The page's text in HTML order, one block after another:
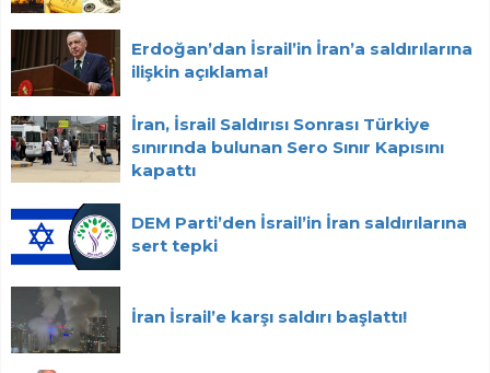
Erdoğan’dan İsrail’in İran’a saldırılarına
ilişkin açıklama!
İran, İsrail Saldırısı Sonrası Türkiye
sınırında bulunan Sero Sınır Kapısını
kapattı
DEM Parti’den İsrail’in İran saldırılarına
sert tepki
İran İsrail’e karşı saldırı başlattı!